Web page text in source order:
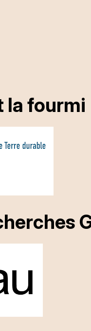
la fourmi